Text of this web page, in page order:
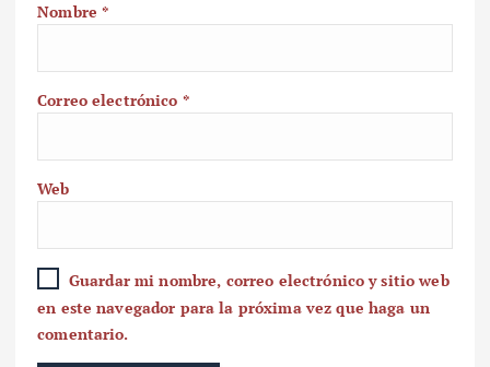
Nombre*
Correo electrónico *
Web
Guardar mi nombre, correo electrónico y sitio web
en este navegador para la próxima vez que haga un
comentario.